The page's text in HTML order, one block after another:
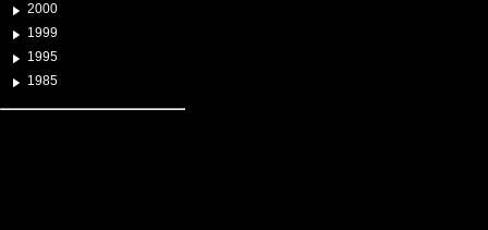
2000
1999
1995
1985